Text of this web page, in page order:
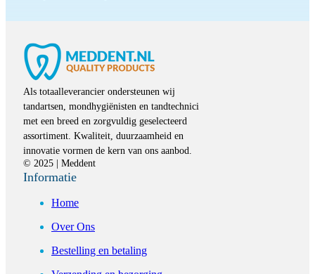
Als totaalleverancier ondersteunen wij
tandartsen, mondhygiënisten en tandtechnici
met een breed en zorgvuldig geselecteerd
assortiment. Kwaliteit, duurzaamheid en
innovatie vormen de kern van ons aanbod.
© 2025 | Meddent
Informatie
Home
Over Ons
Bestelling en betaling